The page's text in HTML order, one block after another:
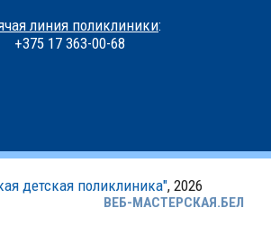
линия поликлиники:
+375 17 363-00-68
детская поликлиника", 2026
ВЕБ-МАСТЕРСКАЯ.БЕЛ